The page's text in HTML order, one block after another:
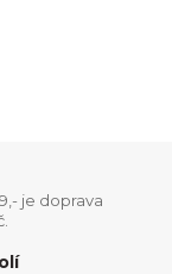
je doprava